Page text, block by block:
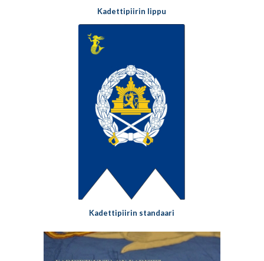
Kadettipiirin lippu
Kadettipiirin standaari